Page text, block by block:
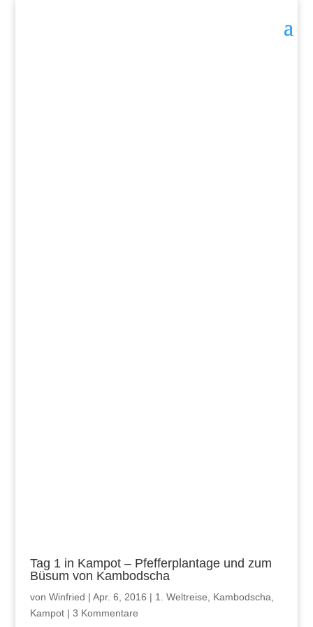
Tag 1 in Kampot – Pfefferplantage und zum
Büsum von Kambodscha
von Winfried | Apr. 6, 2016 | 1. Weltreise Kambodscha
Kampot| 3 Kommentare